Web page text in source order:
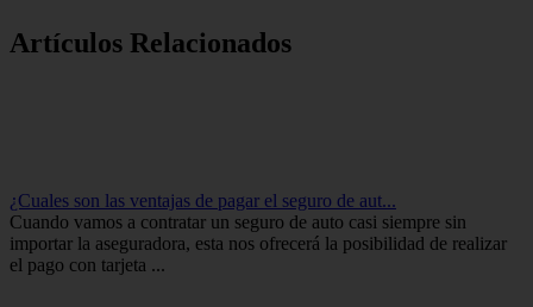
Artículos Relacionados
¿Cuales son las ventajas de pagar el seguro de aut...
Cuando vamos a contratar un seguro de auto casi siempre sin
importar la aseguradora, esta nos ofrecerá la posibilidad de realizar
el pago con tarjeta ...